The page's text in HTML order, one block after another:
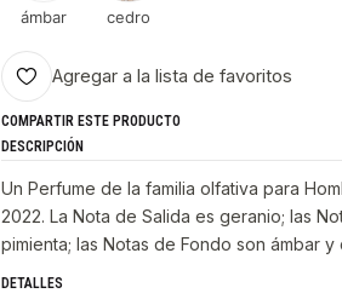
ámbar cedro
Agregar a la lista de favoritos
COMPARTIR ESTE PRODUCTO
DESCRIPCIÓN
Un Perfume de la familia olfativa para
2022. La Nota de Salida es geranio; las
pimienta; las Notas de Fondo son ámbar y
DETALLES